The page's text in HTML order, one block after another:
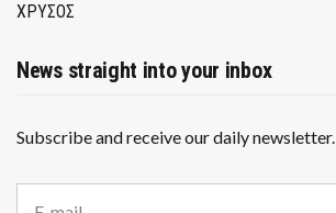
ΧΡΥΣΟΣ
News straight into your inbox
Subscribe and receive our daily newsletter.